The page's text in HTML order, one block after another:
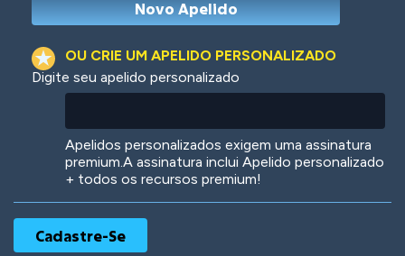
OU CRIE UM APELIDO PERSONALIZADO
Digite seu apelido personalizado
Apelidos personalizados exigem uma assinatura
premium.A assinatura inclui Apelido personalizado
+ todos os recursos premium!